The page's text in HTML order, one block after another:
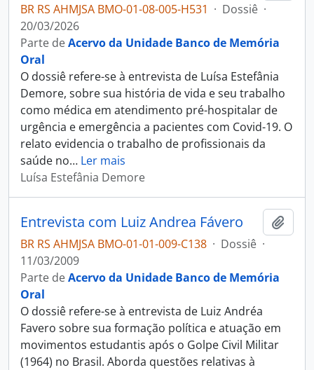
BR RS AHMJSA BMO-01-08-005-H531 · Dossiê ·
20/03/2026
Parte deAcervo da Unidade Banco de Memória
Oral
O dossiê refere-se à entrevista de Luísa Estefânia
Demore, sobre sua história de vida e seu trabalho
como médica em atendimento pré-hospitalar de
urgência e emergência a pacientes com Covid-19. O
relato evidencia o trabalho de profissionais da
saúde no… Ler mais
Luísa Estefânia Demore
Entrevista com Luiz Andrea Fávero
BR RS AHMJSA BMO-01-01-009-C138 · Dossiê ·
11/03/2009
Parte deAcervo da Unidade Banco de Memória
Oral
O dossiê refere-se à entrevista de Luiz Andréa
Favero sobre sua formação política e atuação em
movimentos estudantis após o Golpe Civil Militar
(1964) no Brasil. Aborda questões relativas à